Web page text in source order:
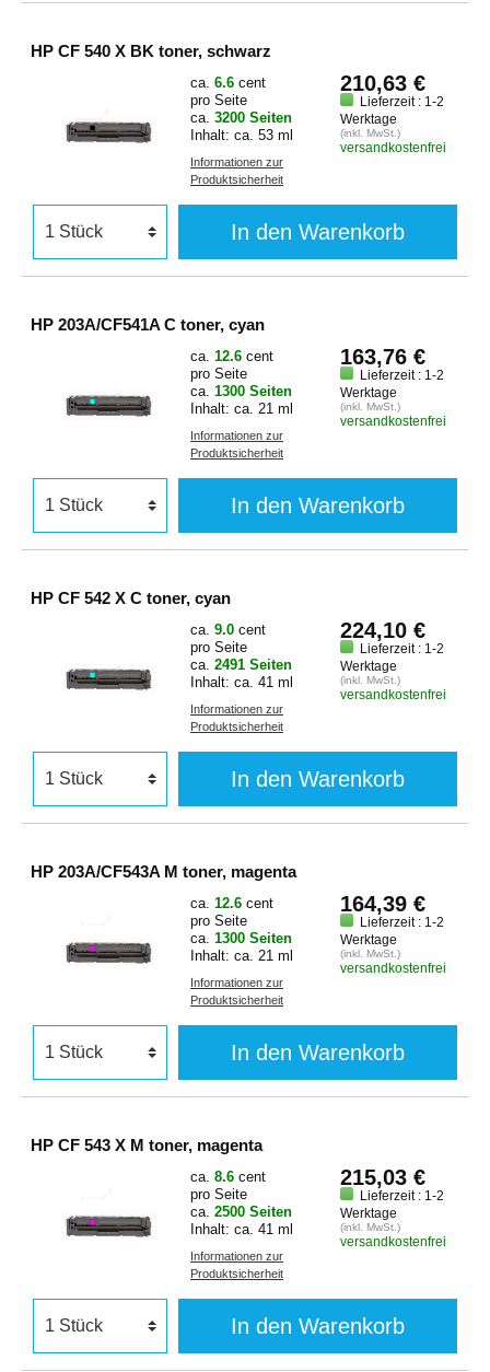
HP CF 540 X BK toner, schwarz
ca. 6.6 cent
pro Seite
ca. 3200 Seiten
Inhalt: ca. 53 ml
Informationen zur
Produktsicherheit
210,63 €
Lieferzeit : 1-2
Werktage
(inkl. MwSt.)
versandkostenfrei
In den Warenkorb
HP 203A/CF541A C toner, cyan
ca. 12.6 cent
pro Seite
ca. 1300 Seiten
Inhalt: ca. 21 ml
Informationen zur
Produktsicherheit
163,76 €
Lieferzeit : 1-2
Werktage
(inkl. MwSt.)
versandkostenfrei
In den Warenkorb
HP CF 542 X C toner, cyan
ca. 9.0 cent
pro Seite
ca. 2491 Seiten
Inhalt: ca. 41 ml
Informationen zur
Produktsicherheit
224,10 €
Lieferzeit : 1-2
Werktage
(inkl. MwSt.)
versandkostenfrei
In den Warenkorb
HP 203A/CF543A M toner, magenta
ca. 12.6 cent
pro Seite
ca. 1300 Seiten
Inhalt: ca. 21 ml
Informationen zur
Produktsicherheit
164,39 €
Lieferzeit : 1-2
Werktage
(inkl. MwSt.)
versandkostenfrei
In den Warenkorb
HP CF 543 X M toner, magenta
ca. 8.6 cent
pro Seite
ca. 2500 Seiten
Inhalt: ca. 41 ml
Informationen zur
Produktsicherheit
215,03 €
Lieferzeit : 1-2
Werktage
(inkl. MwSt.)
versandkostenfrei
In den Warenkorb